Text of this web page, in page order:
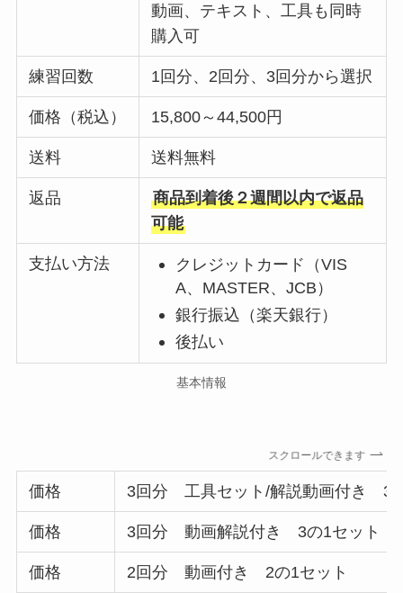
動画、テキスト、工具も同時
購入可
練習回数 1回分、2回分、3回分から選択
価格（税込） 15,800～44,500円
送料 送料無料
返品
商品到着後２週間以内で返品
可能
支払い方法
クレジットカード（VIS
A、MASTER、JCB）
銀行振込（楽天銀行）
後払い
基本情報
スクロールできます
価格 3回分 工具セット/解説動画付き 3
価格 3回分 動画解説付き 3の1セット
価格 2回分 動画付き 2の1セット